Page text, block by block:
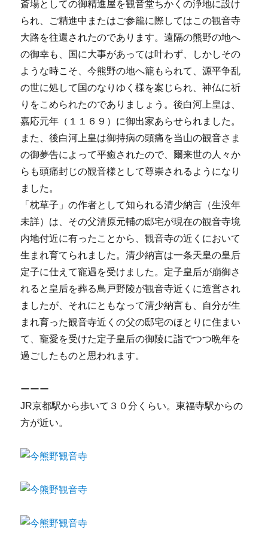
斎場としての御精進屋を観音堂ちかくの浄地に設け
られ、ご精進中またはご参籠に際してはこの観音寺
大路を往還されたのであります。遠隔の熊野の地へ
の御幸も、国に大事があっては叶わず、しかしその
ような時こそ、今熊野の地へ籠もられて、源平争乱
の世に処して国のなりゆく様を案じられ、神仏に祈
りをこめられたのでありましょう。後白河上皇は、
嘉応元年（１１６９）に御出家あらせられました。
また、後白河上皇は御持病の頭痛を当山の観音さま
の御夢告によって平癒されたので、爾来世の人々か
らも頭痛封じの観音様として尊崇されるようになり
ました。
「枕草子」の作者として知られる清少納言（生没年
未詳）は、その父清原元輔の邸宅が現在の観音寺境
内地付近に有ったことから、観音寺の近くにおいて
生まれ育てられました。清少納言は一条天皇の皇后
定子に仕えて寵遇を受けました。定子皇后が崩御さ
れると皇后を葬る鳥戸野陵が観音寺近くに造営され
ましたが、それにともなって清少納言も、自分が生
まれ育った観音寺近くの父の邸宅のほとりに住まい
て、寵愛を受けた定子皇后の御陵に詣でつつ晩年を
過ごしたものと思われます。
ーーー
JR京都駅から歩いて３０分くらい。東福寺駅からの
方が近い。